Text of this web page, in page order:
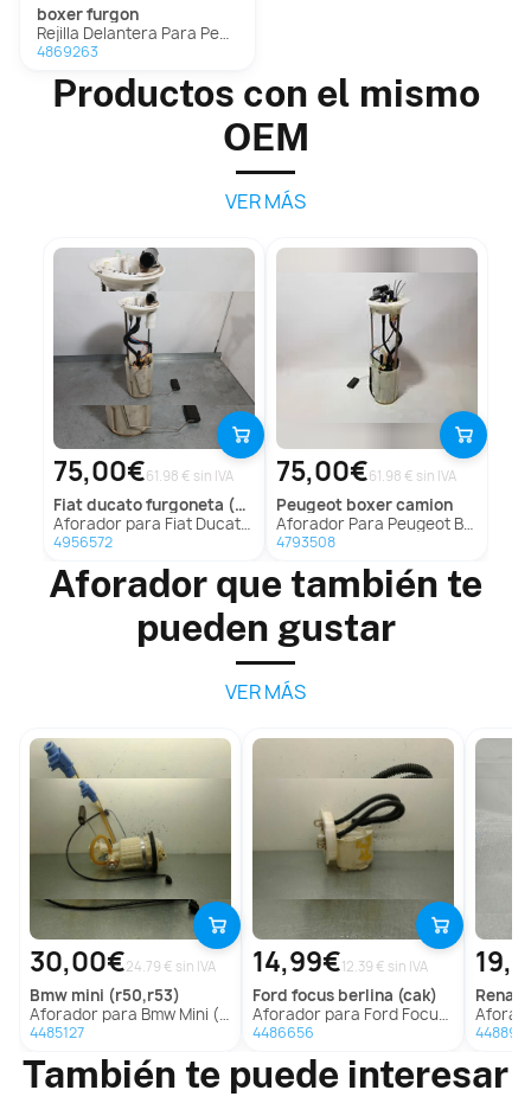
boxer furgon
Rejilla Delantera Para Peugeot Boxer Furgón
4869263
Productos con el mismo
OEM
VER MÁS
75,00€61.98 € sin IVA
fiatducato furgoneta (250_)
Aforador para Fiat Ducato Furgoneta (250_)
4956572
75,00€61.98 € sin IVA
peugeot boxer camion
Aforador Para Peugeot Boxer Camión
4793508
Aforador que también te
pueden gustar
VER MÁS
30,00€24.79 € sin IVA
bmw mini (r50,r53)
Aforador para Bmw Mini (R50,R53)
4485127
14,99€12.39 € sin IVA
ford focus berlina (cak)
Aforador para Ford Focus Berlina (Cak)
4486656
Aforador
También te puede interesar